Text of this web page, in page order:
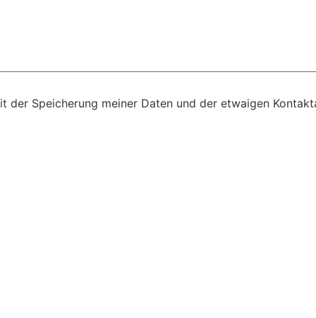
der Speicherung meiner Daten und der etwaigen